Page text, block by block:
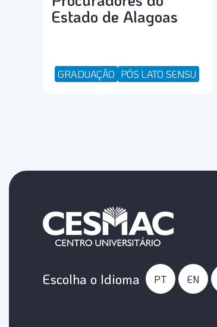
Estado de Alagoas
GRADUAÇÃO PÓS LATO SENSU
Escolha o Idioma PT EN